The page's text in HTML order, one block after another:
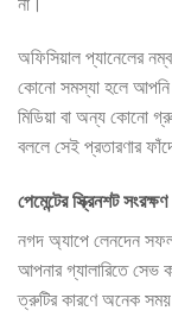
অফিসিয়াল প্যানেলের
কোনো সমস্যা হলে আপনি
মিডিয়া বা অন্য কোনো
বললে সেই প্রতারণার
পেমেন্টের স্ক্রিনশট সংরক্ষণ
নগদ অ্যাপে লেনদেন সফল
আপনার গ্যালারিতে সেভ
ত্রুটির কারণে অনেক